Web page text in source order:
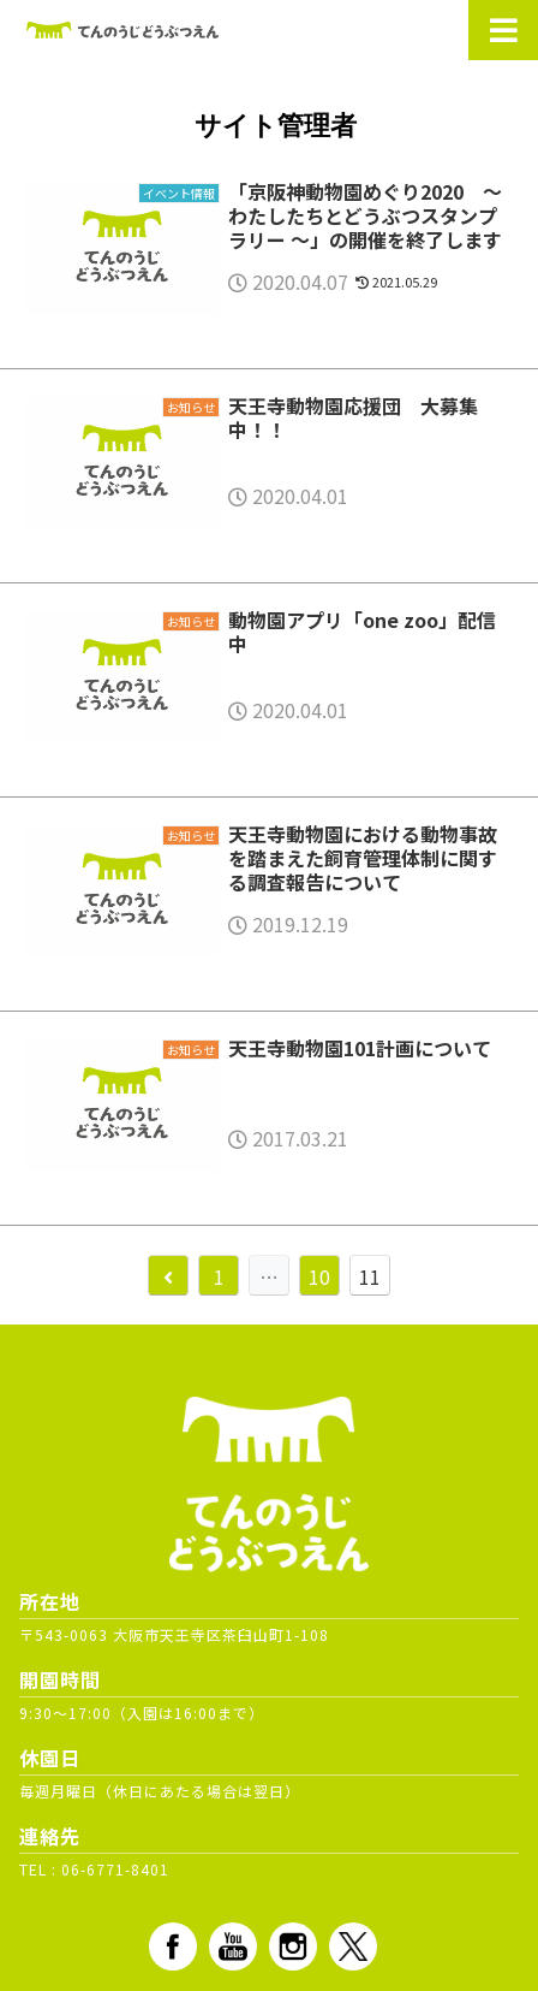
サイト管理者
イベント情報
「京阪神動物園めぐり2020 ～
わたしたちとどうぶつスタンプ
ラリー ～」の開催を終了します
2020.04.07
2021.05.29
お知らせ
天王寺動物園応援団 大募集
中！！
2020.04.01
お知らせ
動物園アプリ「one zoo」配信
中
2020.04.01
お知らせ
天王寺動物園における動物事故
を踏まえた飼育管理体制に関す
る調査報告について
2019.12.19
お知らせ 天王寺動物園101計画について
2017.03.21
1 … 10 11
所在地
〒543-0063 大阪市天王寺区茶臼山町1-108
開園時間
9:30～17:00（入園は16:00まで）
休園日
毎週月曜日（休日にあたる場合は翌日）
連絡先
TEL : 06-6771-8401